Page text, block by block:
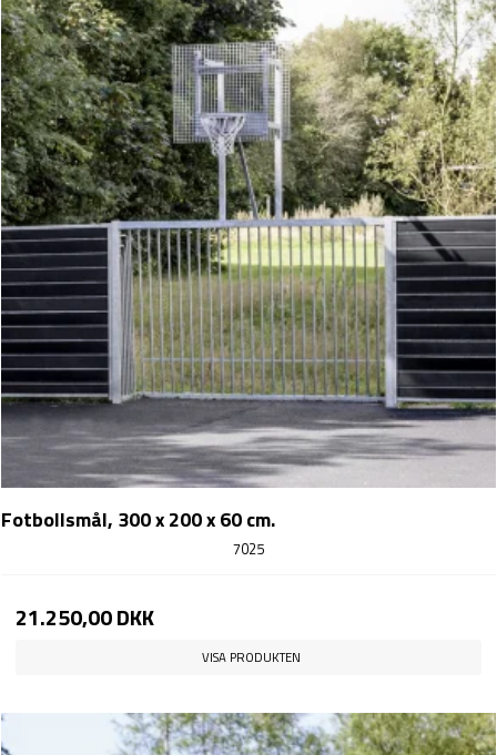
Fotbollsmål, 300 x 200 x 60 cm.
7025
21.250,00 DKK
VISA PRODUKTEN